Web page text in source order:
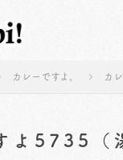
カレーですよ。 カ
よ5735（